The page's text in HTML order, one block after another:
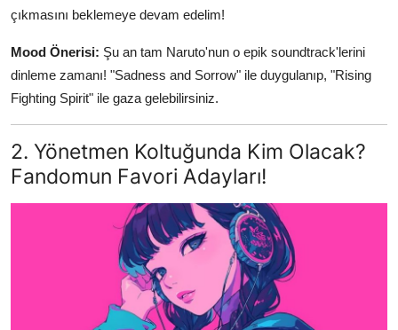
çıkmasını beklemeye devam edelim!
Mood Önerisi: Şu an tam Naruto'nun o epik soundtrack'lerini
dinleme zamanı! "Sadness and Sorrow" ile duygulanıp, "Rising
Fighting Spirit" ile gaza gelebilirsiniz.
2. Yönetmen Koltuğunda Kim Olacak?
Fandomun Favori Adayları!